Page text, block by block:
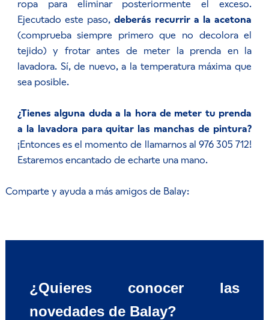
ropa para eliminar posteriormente el exceso.
Ejecutado este paso, deberás recurrir a la acetona
(comprueba siempre primero que no decolora el
tejido) y frotar antes de meter la prenda en la
lavadora. Sí, de nuevo, a la temperatura máxima que
sea posible.
¿Tienes alguna duda a la hora de meter tu prenda
a la lavadora para quitar las manchas de pintura?
¡Entonces es el momento de llamarnos al 976 305 712!
Estaremos encantado de echarte una mano.
Comparte y ayuda a más amigos de Balay:
¿Quieres conocer las
novedades de Balay?